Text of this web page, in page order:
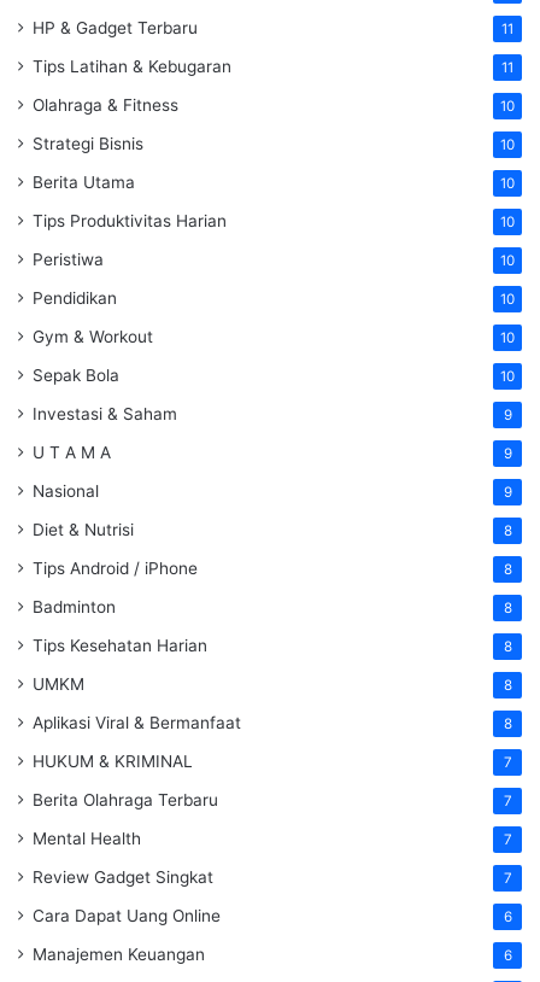
HP & Gadget Terbaru 11
Tips Latihan & Kebugaran 11
Olahraga & Fitness 10
Strategi Bisnis 10
Berita Utama 10
Tips Produktivitas Harian 10
Peristiwa 10
Pendidikan 10
Gym & Workout 10
Sepak Bola 10
Investasi & Saham 9
U T A M A 9
Nasional 9
Diet & Nutrisi 8
Tips Android / iPhone 8
Badminton 8
Tips Kesehatan Harian 8
UMKM 8
Aplikasi Viral & Bermanfaat 8
HUKUM & KRIMINAL 7
Berita Olahraga Terbaru 7
Mental Health 7
Review Gadget Singkat 7
Cara Dapat Uang Online 6
Manajemen Keuangan 6